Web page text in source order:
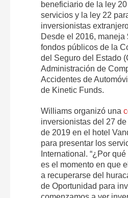
beneficiario de la ley
servicios y la ley 22
inversionistas
Desde el 2016, maneja
fondos públicos de la
del Seguro del Estado
Administración de
Accidentes de
de Kinetic Funds.
Williams organizó una
inversionistas del 27
de 2019 en el hotel
para presentar los
International. “¿Por
es el momento en que
a recuperarse del
de Oportunidad para